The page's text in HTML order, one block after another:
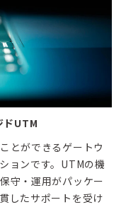
UTM
とができるゲートウ
ョンです。UTMの機
守・運用がパッケー
したサポートを受け